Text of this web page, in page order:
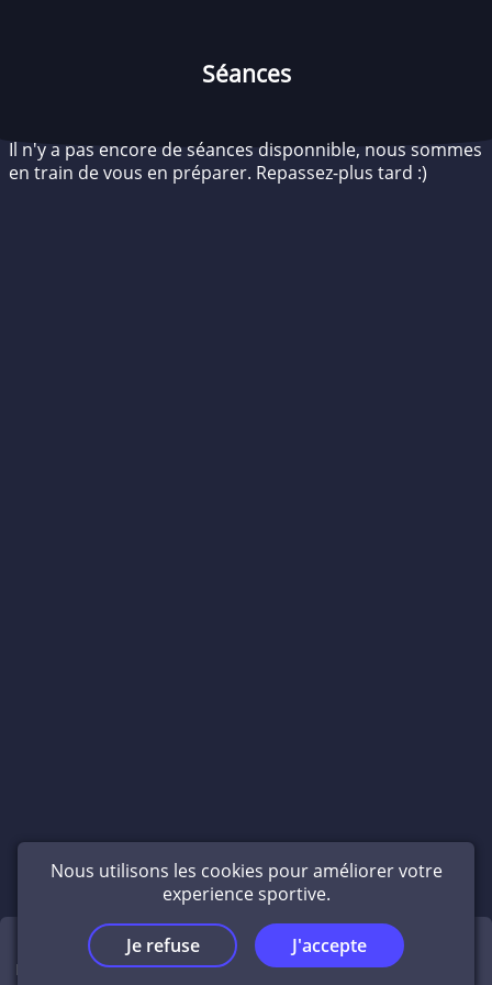
Séances
Il n'y a pas encore de séances disponnible, nous sommes
en train de vous en préparer. Repassez-plus tard :)
Exercices Accueil Éditeur
Nous utilisons les cookies pour améliorer votre
experience sportive.
Je refuse J'accepte